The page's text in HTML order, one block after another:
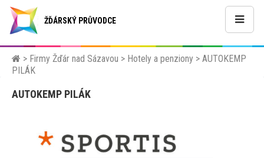
ŽĎÁRSKÝ PRŮVODCE
> Firmy Žďár nad Sázavou > Hotely a penziony > AUTOKEMP
PILÁK
AUTOKEMP PILÁK